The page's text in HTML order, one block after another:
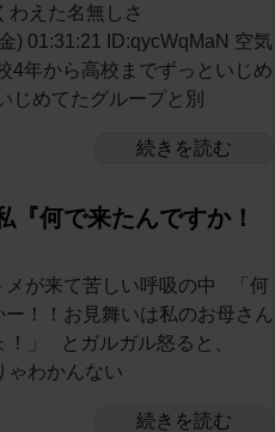
わえた名無しさ
) 01:31:21 ID:qycWqMaN 空気
4年から高校までずっといじめ
じめてたグループと別
続きを読む
何で来たんですか！
メが来て苦しい呼吸の中 「何
ー！！お見舞いは私のお母さん
！」 とガルガル怒ると、
ゃわかんない
続きを読む